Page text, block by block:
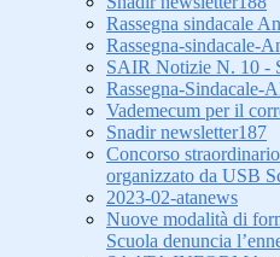
Rassegna sindacale
Rassegna-sindacale-
SAIR Notizie N. 10 -
Rassegna-Sindacale-
Vademecum per il
Snadir newsletter187
Concorso
organizzato da USB
2023-02-atanews
Nuove modalità di
Scuola denuncia